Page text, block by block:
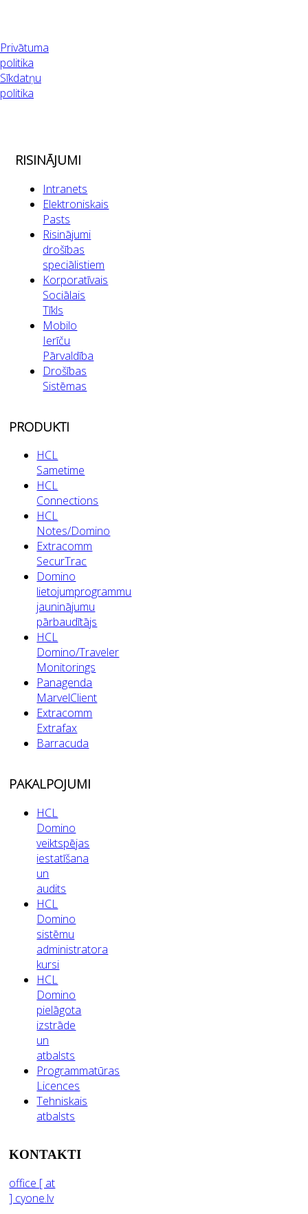
Privātuma
politika
Sīkdatņu
politika
RISINĀJUMI
Intranets
Elektroniskais
Pasts
Risinājumi
drošības
speciālistiem
Korporatīvais
Sociālais
Tīkls
Mobilo
Ierīču
Pārvaldība
Drošības
Sistēmas
PRODUKTI
HCL
Sametime
HCL
Connections
HCL
Notes/Domino
Extracomm
SecurTrac
Domino
lietojumprogrammu
jauninājumu
pārbaudītājs
HCL
Domino/Traveler
Monitorings
Panagenda
MarvelClient
Extracomm
Extrafax
Barracuda
PAKALPOJUMI
HCL
Domino
veiktspējas
iestatīšana
un
audits
HCL
Domino
sistēmu
administratora
kursi
HCL
Domino
pielāgota
izstrāde
un
atbalsts
Programmatūras
Licences
Tehniskais
atbalsts
KONTAKTI
office [ at
] cyone.lv